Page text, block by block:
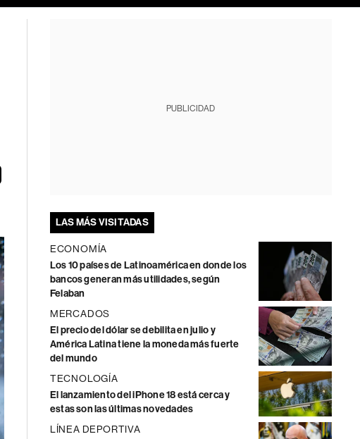
PUBLICIDAD
LAS MÁS VISITADAS
ECONOMÍA
Los 10 países de Latinoamérica en donde los
bancos generan más utilidades, según
Felaban
MERCADOS
El precio del dólar se debilita en julio y
América Latina tiene la moneda más fuerte
del mundo
TECNOLOGÍA
El lanzamiento del iPhone 18 está cerca y
estas son las últimas novedades
LÍNEA DEPORTIVA